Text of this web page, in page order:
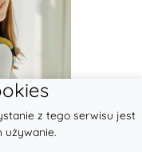
z tego serwisu jest
używanie.